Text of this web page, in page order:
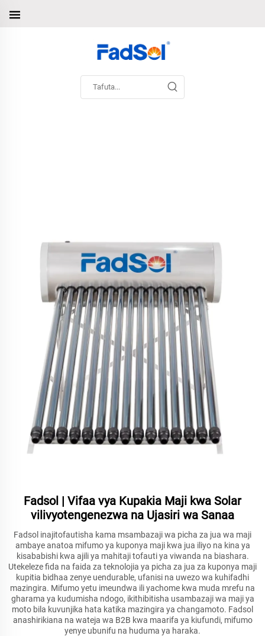
Fadsol | Vifaa vya Kupakia Maji kwa Solar
vilivyotengenezwa na Ujasiri wa Sanaa
Fadsol inajitofautisha kama msambazaji wa picha za jua wa maji
ambaye anatoa mifumo ya kuponya maji kwa jua iliyo na kina ya
kisababishi kwa ajili ya mahitaji tofauti ya viwanda na biashara.
Utekeleze fida na faida za teknolojia ya picha za jua za kuponya maji
kupitia bidhaa zenye uendurable, ufanisi na uwezo wa kuhifadhi
mazingira. Mifumo yetu imeundwa ili yachome kwa muda mrefu na
gharama ya kudumisha ndogo, ikithibitisha usambazaji wa maji ya
moto bila kuvunjika hata katika mazingira ya changamoto. Fadsol
anashirikiana na wateja wa B2B kwa maarifa ya kiufundi, mifumo
yenye ubunifu na huduma ya haraka.